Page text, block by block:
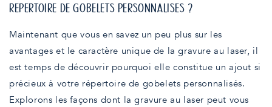
RÉPERTOIRE DE GOBELETS PERSONNALISÉS ?
Maintenant que vous en savez un peu plus sur les
avantages et le caractère unique de la gravure au laser, il
est temps de découvrir pourquoi elle constitue un ajout si
précieux à votre répertoire de gobelets personnalisés.
Explorons les façons dont la gravure au laser peut vous